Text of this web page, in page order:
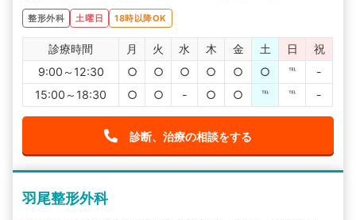
整形外科 土曜日 18時以降OK
診療時間 月 火 水 木 金 土 日
祝
9:00～12:30
○ ○ ○ ○ ○ ○ ℡
-
15:00～18:30
○ ○ - ○ ○ ℡ ℡ -
診断、治療の相談をする
羽尾整形外科